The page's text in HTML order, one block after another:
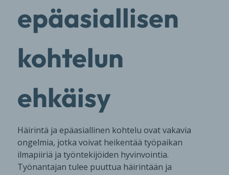
epäasiallisen
kohtelun
ehkäisy
Häirintä ja epäasiallinen kohtelu ovat vakavia
ongelmia, jotka voivat heikentää työpaikan
ilmapiiriä ja työntekijöiden hyvinvointia.
Työnantajan tulee puuttua häirintään ja